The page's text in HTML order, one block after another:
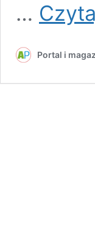
…
Portal i